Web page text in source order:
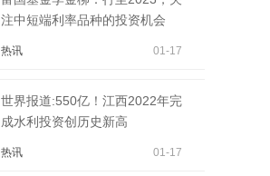
注中短端利率品种的投资机会
热讯 01-17
世界报道:550亿！江西2022年完
成水利投资创历史新高
热讯 01-17